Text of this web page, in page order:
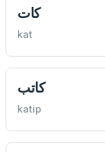
كات
kat
كاتب
katip